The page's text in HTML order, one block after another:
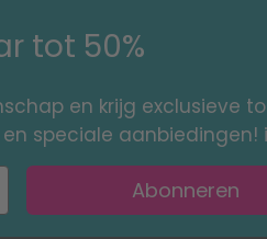
tot 50%
en krijg exclusieve
speciale aanbiedingen!
Abonneren